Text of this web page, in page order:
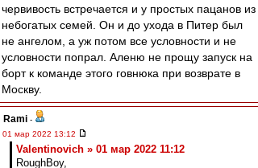
червивость встречается и у простых пацанов из
небогатых семей. Он и до ухода в Питер был
не ангелом, а уж потом все условности и не
условности попрал. Аленю не прощу запуск на
борт к команде этого говнюка при возврате в
Москву.
Rami -
01 мар 2022 13:12
Valentinovich » 01 мар 2022 11:12
RoughBoy,